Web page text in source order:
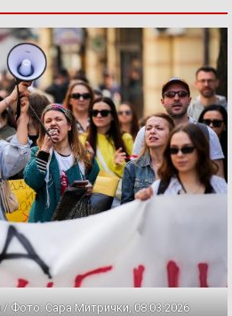
Сара Митрички, 08.03.2026